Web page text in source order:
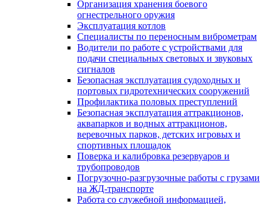
Организация хранения боевого
огнестрельного оружия
Эксплуатация котлов
Специалисты по переносным виброметрам
Водители по работе с устройствами для
подачи специальных световых и звуковых
сигналов
Безопасная эксплуатация судоходных и
портовых гидротехнических сооружений
Профилактика половых преступлений
Безопасная эксплуатация аттракционов,
аквапарков и водных аттракционов,
веревочных парков, детских игровых и
спортивных площадок
Поверка и калибровка резервуаров и
трубопроводов
Погрузочно-разгрузочные работы с грузами
на ЖД-транспорте
Работа со служебной информацией,